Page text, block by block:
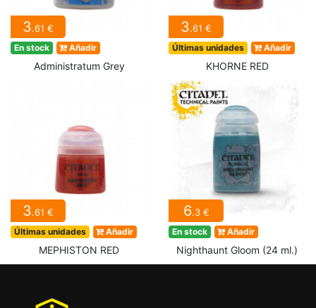
3.61 €
En stock Añadir
Administratum Grey
3.61 €
Últimas unidades Añadir
KHORNE RED
3.61 €
Últimas unidades Añadir
MEPHISTON RED
6.3 €
En stock Añadir
Nighthaunt Gloom (24 ml.)